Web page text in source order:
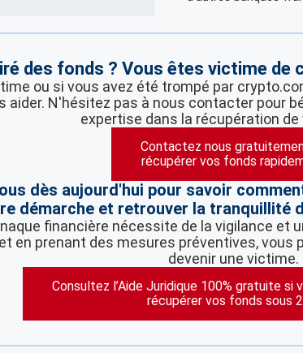
des fonds ? Vous êtes victime
ou si vous avez été trompé par
aider. N'hésitez pas à nous contacter pour
expertise dans la récupération
Contactez nous
récupérer vos fonds
dès aujourd'hui pour savoir
démarche et retrouver la tranquillité
financière nécessite de la vigilance et
en prenant des mesures préventives,
devenir une victime.
Consultez l’Aide Juridique 100% gratuite
récupérer vos fonds sous